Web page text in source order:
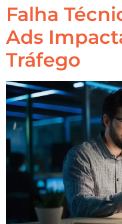
Falha
Ads
Tráfego